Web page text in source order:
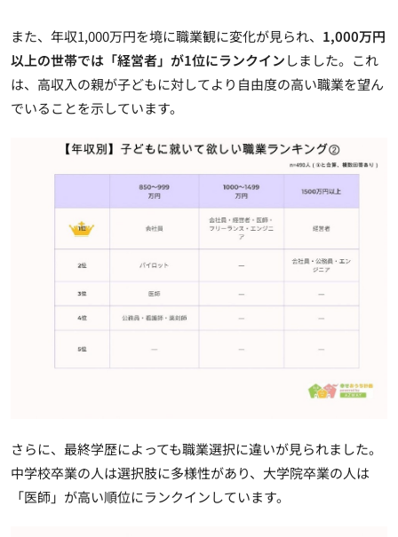
また、年収1,000万円を境に職業観に変化が見られ、 1,000万円
以上の世帯では「経営者」が1位にランクインしました。これ
は、高収入の親が子どもに対してより自由度の高い職業を望ん
でいることを示しています。
さらに、最終学歴によっても職業選択に違いが見られました。
中学校卒業の人は選択肢に多様性があり、大学院卒業の人は
「医師」が高い順位にランクインしています。